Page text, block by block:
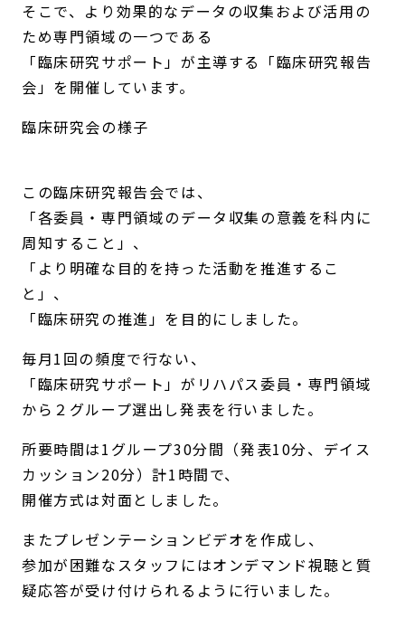
そこで、より効果的なデータの収集および活用の
ため専門領域の一つである
「臨床研究サポート」が主導する「臨床研究報告
会」を開催しています。
臨床研究会の様子
この臨床研究報告会では、
「各委員・専門領域のデータ収集の意義を科内に
周知すること」、
「より明確な目的を持った活動を推進するこ
と」、
「臨床研究の推進」を目的にしました。
毎月1回の頻度で行ない、
「臨床研究サポート」がリハパス委員・専門領域
から２グループ選出し発表を行いました。
所要時間は1グループ30分間（発表10分、デイス
カッション20分）計1時間で、
開催方式は対面としました。
またプレゼンテーションビデオを作成し、
参加が困難なスタッフにはオンデマンド視聴と質
疑応答が受け付けられるように行いました。